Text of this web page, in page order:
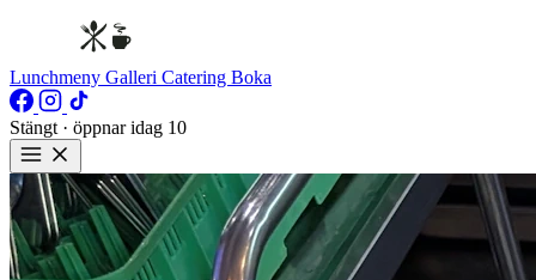
Lunchmeny Galleri Catering Boka
Stängt · öppnar idag 10